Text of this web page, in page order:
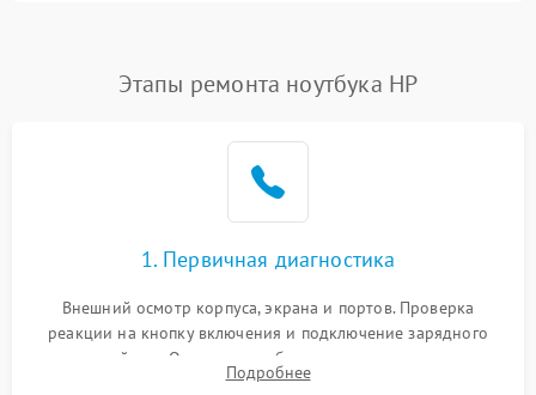
невозможность зарядки,
2500 ₽ Подробнее →
2000 ₽
Перегрев из‑за пыли,
неисправности кулера
Выход из строя SSD или
HDD: медленная загрузка,
Этапы ремонта ноутбука HP
1. Первичная диагностика
Внешний осмотр корпуса, экрана и портов. Проверка
реакции на кнопку включения и подключение зарядного
устройства. Оценка потребления тока с помощью
лабораторного блока питания для локализации проблемы.
Подробнее